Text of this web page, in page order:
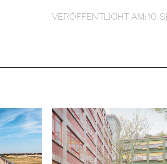
VERÖFFENTLICHT AM: 10.